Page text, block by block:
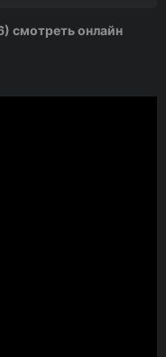
смотреть онлайн